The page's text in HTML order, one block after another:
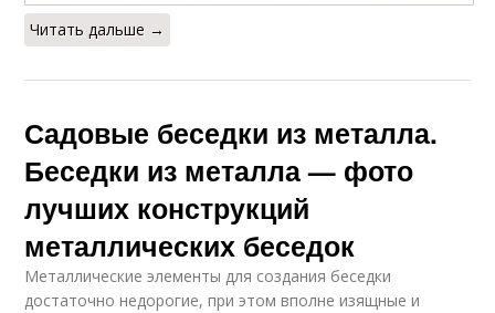
Читать дальше →
Садовые беседки из металла.
Беседки из металла — фото
лучших конструкций
металлических беседок
Металлические элементы для создания беседки
достаточно недорогие, при этом вполне изящные и